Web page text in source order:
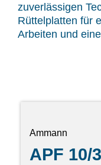
zuverlässigen
Rüttelplatten für
Arbeiten und
Ammann
APF 10/